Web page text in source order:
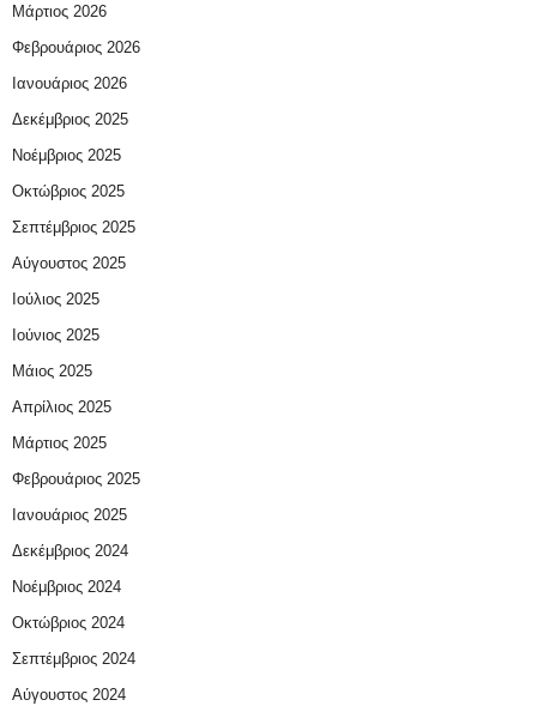
Μάρτιος 2026
Φεβρουάριος 2026
Ιανουάριος 2026
Δεκέμβριος 2025
Νοέμβριος 2025
Οκτώβριος 2025
Σεπτέμβριος 2025
Αύγουστος 2025
Ιούλιος 2025
Ιούνιος 2025
Μάιος 2025
Απρίλιος 2025
Μάρτιος 2025
Φεβρουάριος 2025
Ιανουάριος 2025
Δεκέμβριος 2024
Νοέμβριος 2024
Οκτώβριος 2024
Σεπτέμβριος 2024
Αύγουστος 2024